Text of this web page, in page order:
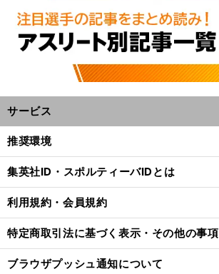
サービス
推奨環境
集英社ID・スポルティーバIDとは
利用規約・会員規約
特定商取引法に基づく表示・その他の事項
ブラウザプッシュ通知について